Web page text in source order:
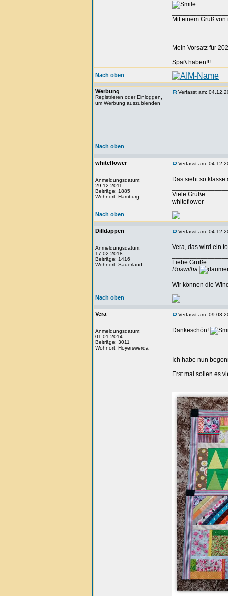
Mit einem Gruß von
Mein Vorsatz für
Spaß haben!!!
Nach oben
Werbung
Registrieren oder Einloggen,
um Werbung auszublenden
Verfasst am:
Nach oben
whiteflower
Anmeldungsdatum:
29.12.2011
Beiträge: 1885
Wohnort: Hamburg
Verfasst am:
Das sieht so
Viele Grüße
whiteflower
Nach oben
Dilldappen
Anmeldungsdatum:
17.02.2018
Beiträge: 1416
Wohnort: Sauerland
Verfasst am:
Vera, das wird ein
Liebe Grüße
Roswitha
Wir können die
Nach oben
Vera
Anmeldungsdatum:
01.01.2014
Beiträge: 3011
Wohnort: Hoyerswerda
Verfasst am:
Dankeschön!
Ich habe nun
Erst mal sollen es